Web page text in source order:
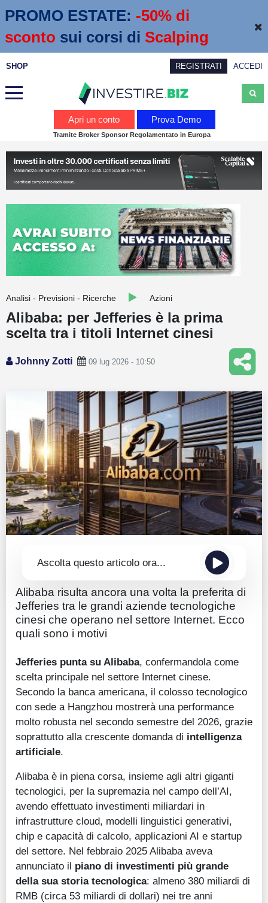
PROMO ESTATE: -50% di
sconto sui corsi di Scalping
SHOP REGISTRATI ACCEDI
Calendario economico
Webinar
Trading
Education
Quotazioni
Conto IG
Guru Monitor
Apri un conto Prova Demo
Tramite Broker Sponsor Regolamentato in Europa
Analisi - Previsioni - Ricerche Azioni
Alibaba: per Jefferies è la prima
scelta tra i titoli Internet cinesi
Johnny Zotti 09 lug 2026 - 10:50
Ascolta questo articolo ora...
Alibaba risulta ancora una volta la preferita di
Jefferies tra le grandi aziende tecnologiche
cinesi che operano nel settore Internet. Ecco
quali sono i motivi
Jefferies punta su Alibaba, confermandola come
scelta principale nel settore Internet cinese.
Secondo la banca americana, il colosso tecnologico
con sede a Hangzhou mostrerà una performance
molto robusta nel secondo semestre del 2026, grazie
soprattutto alla crescente domanda di intelligenza
artificiale.
Alibaba è in piena corsa, insieme agli altri giganti
tecnologici, per la supremazia nel campo dell’AI,
avendo effettuato investimenti miliardari in
infrastrutture cloud, modelli linguistici generativi,
chip e capacità di calcolo, applicazioni AI e startup
del settore. Nel febbraio 2025 Alibaba aveva
annunciato il piano di investimenti più grande
della sua storia tecnologica: almeno 380 miliardi di
RMB (circa 53 miliardi di dollari) nei tre anni